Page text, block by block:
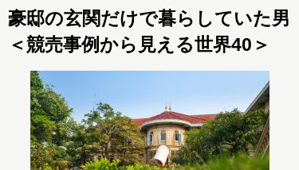
豪邸の玄関だけで暮らしていた男
＜競売事例から見える世界40＞